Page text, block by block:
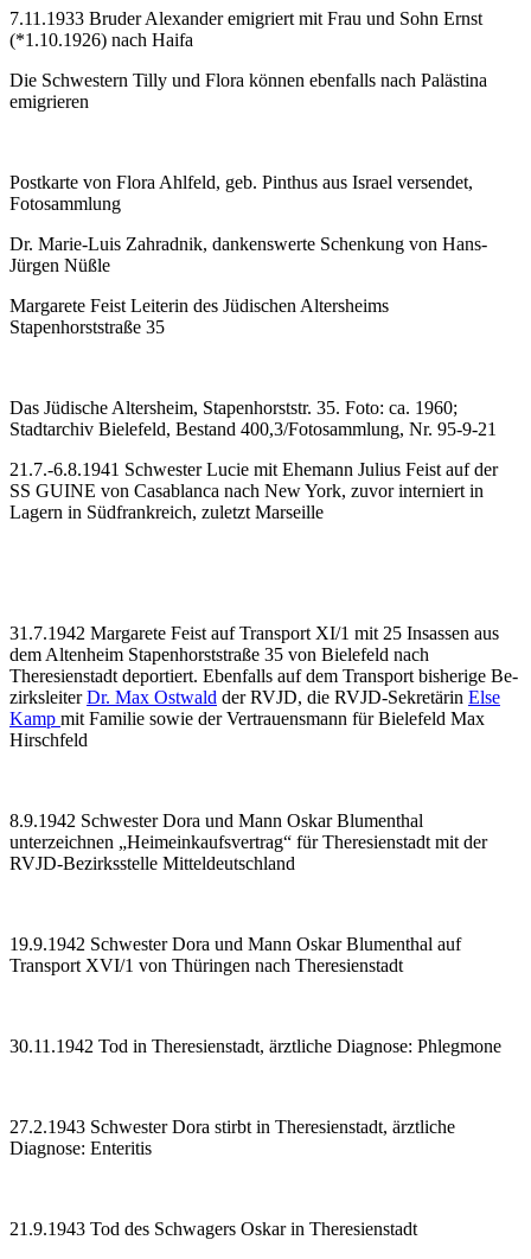
7.11.1933 Bruder Alexander emigriert mit Frau und Sohn Ernst
(*1.10.1926) nach Haifa
Die Schwestern Tilly und Flora können ebenfalls nach Palästina
emigrieren
Postkarte von Flora Ahlfeld, geb. Pinthus aus Israel versendet,
Fotosammlung
Dr. Marie-Luis Zahradnik, dankenswerte Schenkung von Hans-
Jürgen Nüßle
Margarete Feist Lei­te­rin des Jü­di­schen Al­ters­heims
Stapenhorststraße 35
Das Jüdische Altersheim, Stapenhorststr. 35. Foto: ca. 1960;
Stadtarchiv Bielefeld, Bestand 400,3/Fotosammlung, Nr. 95-9-21
21.7.-6.8.1941 Schwester Lucie mit Ehemann Julius Feist auf der
SS GUINE von Casablanca nach New York, zuvor interniert in
Lagern in Südfrankreich, zuletzt Marseille
31.7.1942 Margarete Feist auf Transport XI/1 mit 25 Insassen aus
dem Altenheim Stapenhorststraße 35 von Bielefeld nach
Theresienstadt deportiert. Ebenfalls auf dem Transport bisherige Be­
zirks­lei­terDr. Max Ost­wald der RVJD, die RVJD-Sekretärin Else
Kamp mit Familie so­wie der Vertrauensmann für Bielefeld Max
Hirsch­feld
8.9.1942 Schwester Dora und Mann Oskar Blumenthal
unterzeichnen „Heimeinkaufsvertrag“ für Theresienstadt mit der
RVJD-Bezirksstelle Mitteldeutschland
19.9.1942 Schwester Dora und Mann Oskar Blumenthal auf
Transport XVI/1 von Thüringen nach Theresienstadt
30.11.1942 Tod in Theresienstadt, ärztliche Diagnose: Phlegmone
27.2.1943 Schwester Dora stirbt in Theresienstadt, ärztliche
Diagnose: Enteritis
21.9.1943 Tod des Schwagers Oskar in Theresienstadt